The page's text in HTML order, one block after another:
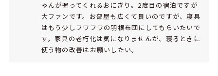
ゃんが握ってくれるおにぎり。2度目の宿泊ですが
大ファンです。お部屋も広くて良いのですが、寝具
はもう少しフワフワの羽根布団にしてもらいたいで
す。家具の老朽化は気になりませんが、寝るときに
使う物の改善はお願いしたい。